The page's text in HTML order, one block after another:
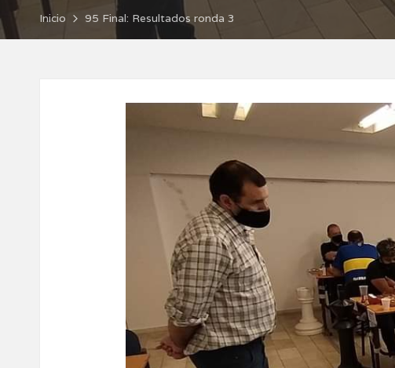
Inicio 95 Final: Resultados ronda 3